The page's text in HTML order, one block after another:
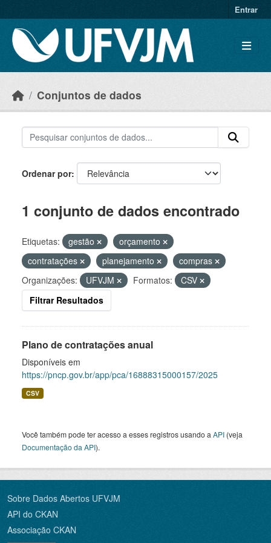
Entrar
Conjuntos de dados
Ordenar por
1 conjunto de dados encontrado
Etiquetas: gestão
orçamento
contratações
planejamento
compras
Organizações:
UFVJM Formatos:
CSV
Filtrar Resultados
Plano de contratações anual
Disponíveis em
https://pncp.gov.br/app/pca/16888315000157/2025
CSV
Você também pode ter acesso a esses registros usando a API (veja
Documentação da API).
Sobre Dados Abertos UFVJM
API do CKAN
Associação CKAN